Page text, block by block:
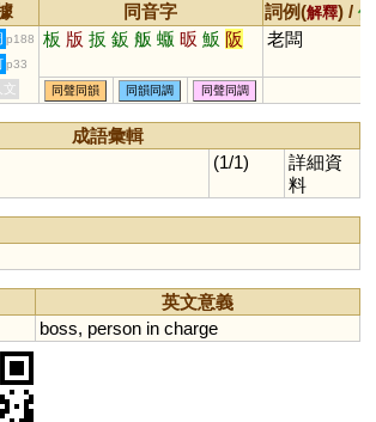
同音字 詞例(解釋) /
p188 板 版 扳 鈑 舨 蝂 昄 魬 阪 老闆
p33
文 同聲同韻 同韻同調 同聲同調
成語彙輯
(1/1)
詳細資
料
英文意義
boss, person in charge